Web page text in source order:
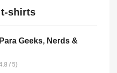
shirts
Geeks, Nerds &
/ 5)